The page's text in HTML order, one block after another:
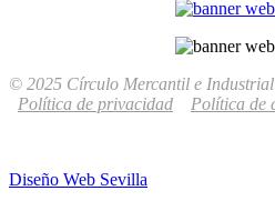
© 2025 Círculo Mercantil e
Política de privacidad
Política de
Diseño Web Sevilla